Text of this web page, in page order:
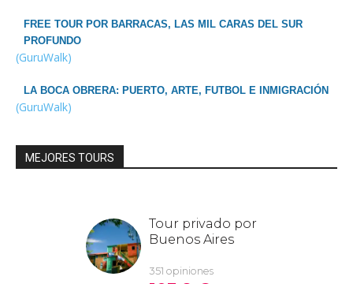
FREE TOUR POR BARRACAS, LAS MIL CARAS DEL SUR
PROFUNDO
(GuruWalk)
LA BOCA OBRERA: PUERTO, ARTE, FUTBOL E INMIGRACIÓN
(GuruWalk)
MEJORES TOURS